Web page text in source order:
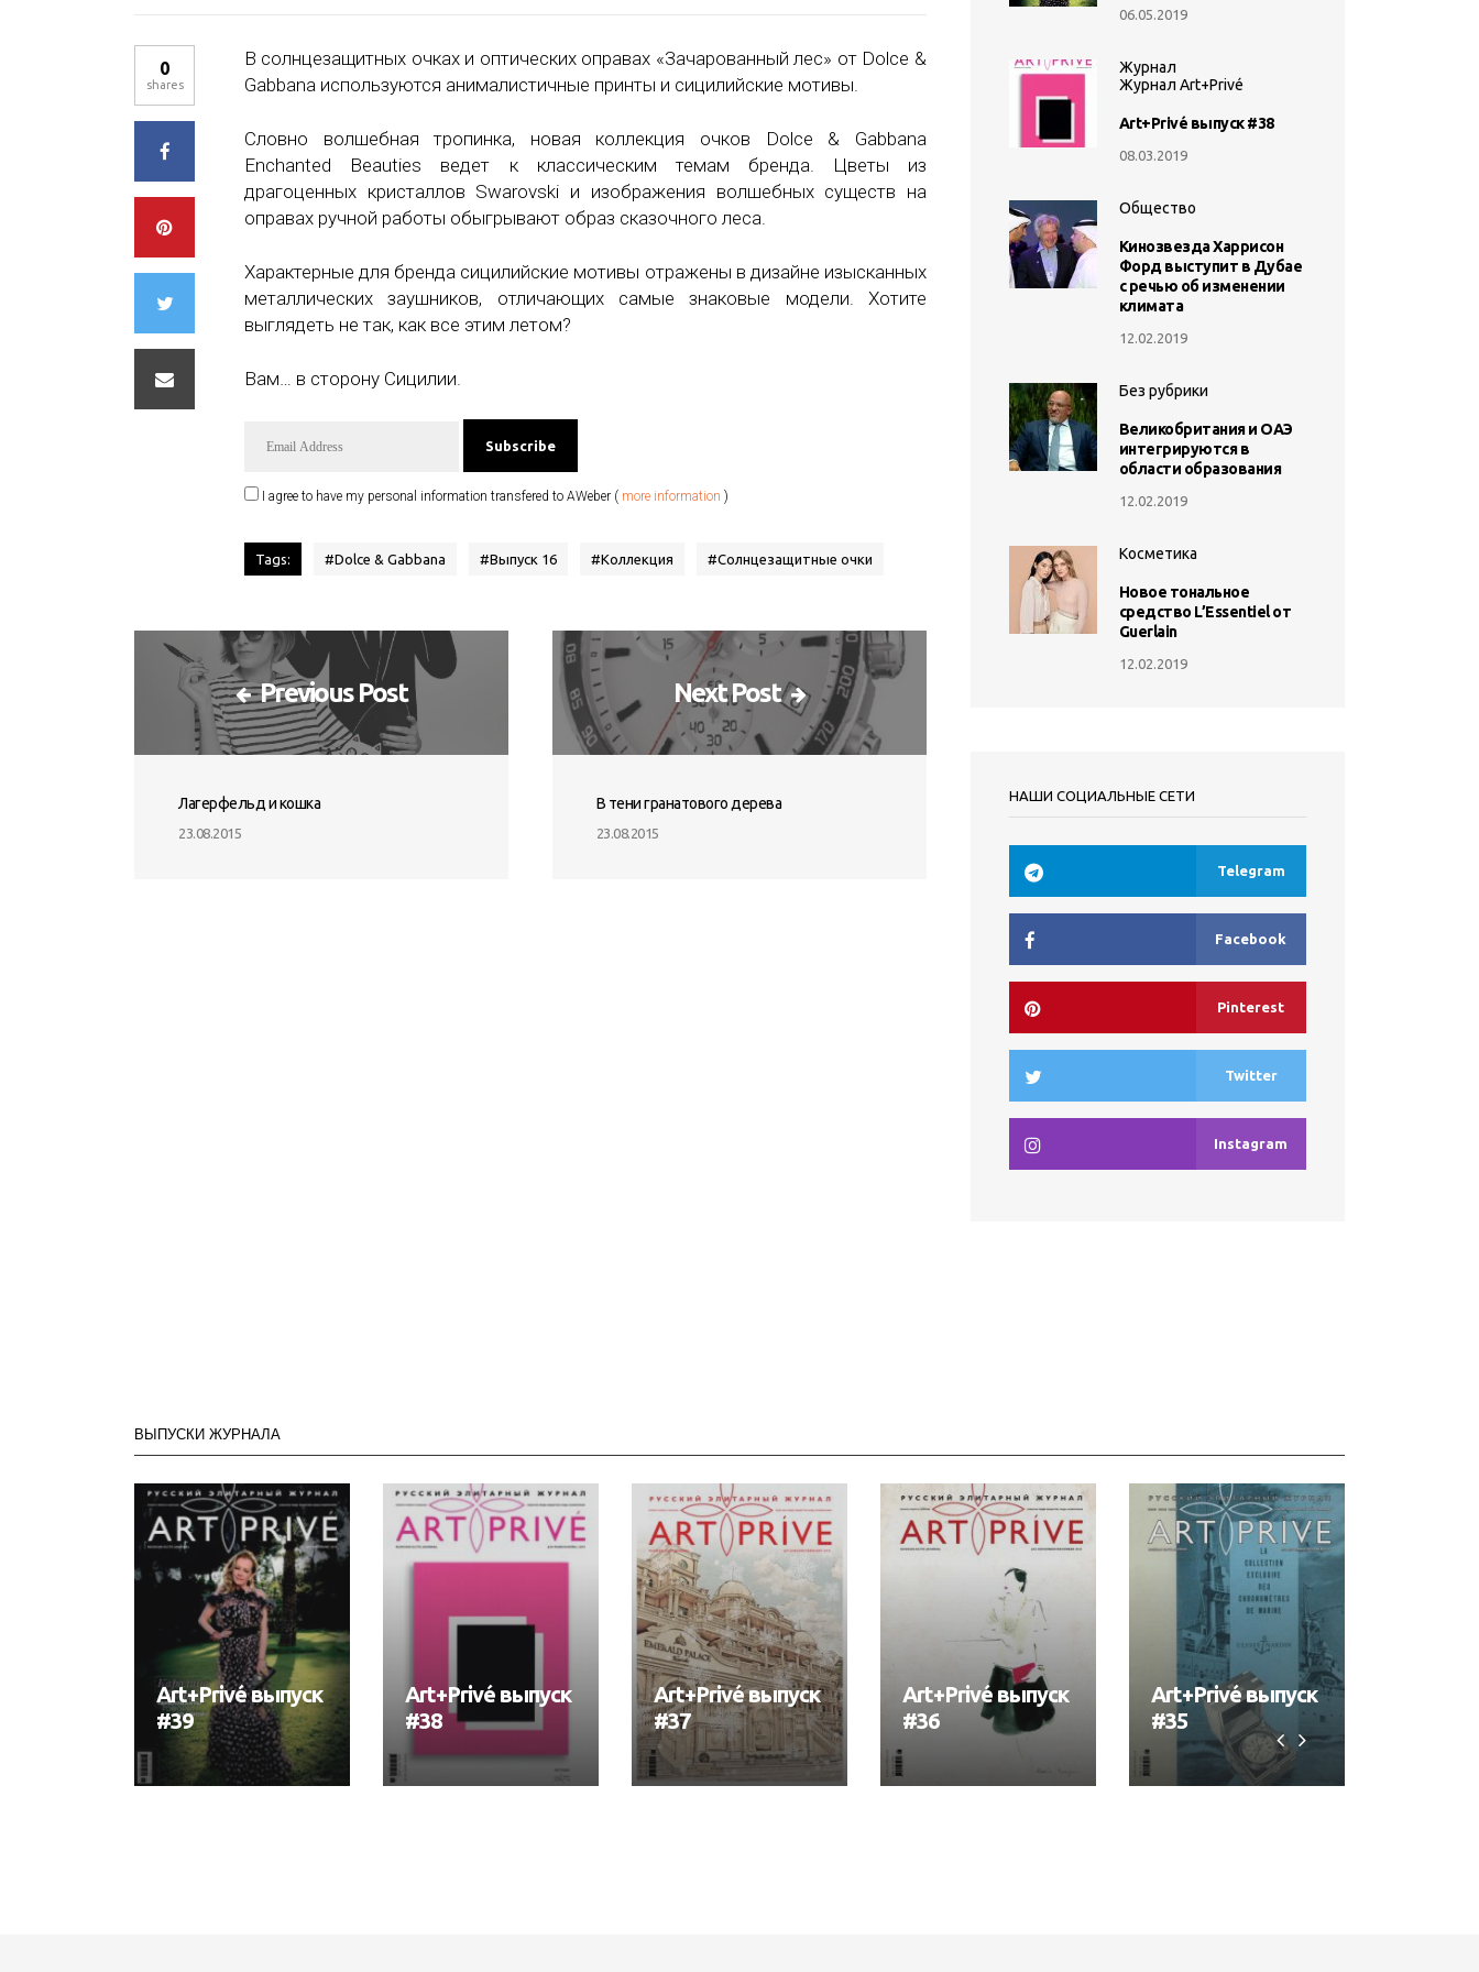
В солнцезащитных очках и оптических оправах «Зачарованный лес» от Dolce &
Gabbana используются анималистичные принты и сицилийские мотивы.
Словно волшебная тропинка, новая коллекция очков Dolce & Gabbana
Enchanted Beauties ведет к классическим темам бренда. Цветы из
драгоценных кристаллов Swarovski и изображения волшебных существ на
оправах ручной работы обыгрывают образ сказочного леса.
Характерные для бренда сицилийские мотивы отражены в дизайне изысканных
металлических заушников, отличающих самые знаковые модели. Хотите
выглядеть не так, как все этим летом?
Вам… в сторону Сицилии.
I agree to have my personal information transfered to AWeber ( more information )
Tags: #Dolce & Gabbana #Выпуск 16 #Коллекция #Солнцезащитные очки
0
shares
Previous Post
Лагерфельд и кошка
23.08.2015
Next Post
В тени гранатового дерева
23.08.2015
06.05.2019
Журнал
Журнал Art+Privé
Art+Privé выпуск #38
08.03.2019
Общество
Кинозвезда Харрисон
Форд выступит в Дубае
с речью об изменении
климата
12.02.2019
Без рубрики
Великобритания и ОАЭ
интегрируются в
области образования
12.02.2019
Косметика
Новое тональное
средство L’Essentiel от
Guerlain
12.02.2019
НАШИ СОЦИАЛЬНЫЕ СЕТИ
Telegram
Facebook
Pinterest
Twitter
Instagram
ВЫПУСКИ ЖУРНАЛА
Art+Privé выпуск
#39
Art+Privé выпуск
#38
Art+Privé выпуск
#37
Art+Privé выпуск
#36
Art+Privé выпуск
#35